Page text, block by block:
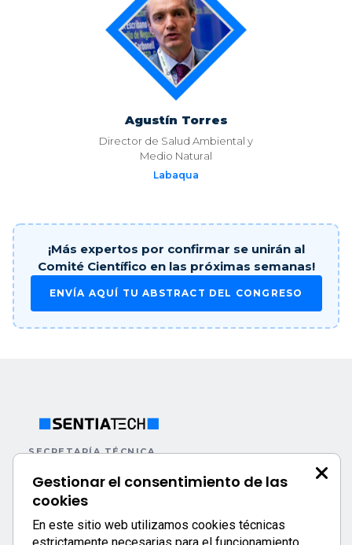
Agustín Torres
Director de Salud Ambiental y
Medio Natural
Labaqua
¡Más expertos por confirmar se unirán al
Comité Científico en las próximas semanas!
ENVÍA AQUÍ TU ABSTRACT DEL CONGRESO
Gestionar el consentimiento de las
cookies
En este sitio web utilizamos cookies técnicas
SECRETARÍA TÉCNICA
+34 672 387 426
congress@sentiatech.com
Parque Tecnológico C/ Albert Einstein, 1 · 46980 Paterna,